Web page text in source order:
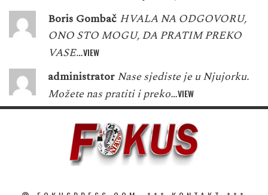
Boris Gombač HVALA NA ODGOVORU,
ONO STO MOGU, DA PRATIM PREKO
VASE…VIEW
administrator Nase sjediste je u Njujorku.
Možete nas pratiti i preko…VIEW